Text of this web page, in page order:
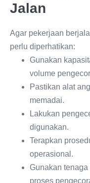
Jalan
Agar pekerjaan
perlu diperhatikan:
Gunakan
volume
Pastikan alat
memadai.
Lakukan
digunakan.
Terapkan
operasional.
Gunakan
proses